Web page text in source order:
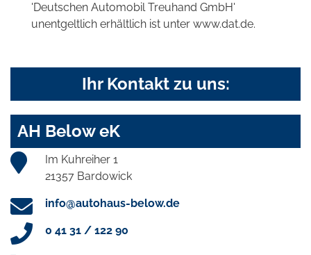
'Deutschen Automobil Treuhand GmbH'
unentgeltlich erhältlich ist unter www.dat.de.
Ihr Kontakt zu uns:
AH Below eK
Im Kuhreiher 1
21357 Bardowick
info@autohaus-below.de
0 41 31 / 122 90